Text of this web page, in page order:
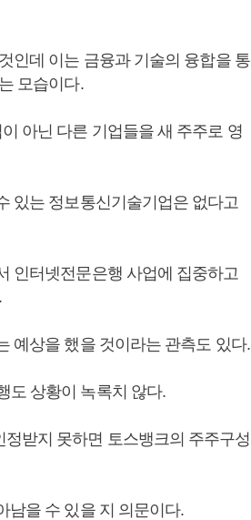
인데 이는 금융과 기술의 융합을 통
모습이다.
아닌 다른 기업들을 새 주주로 영
있는 정보통신기술기업은 없다고
인터넷전문은행 사업에 집중하고
예상을 했을 것이라는 관측도 있다.
도 상황이 녹록치 않다.
받지 못하면 토스뱅크의 주주구성
남을 수 있을 지 의문이다.